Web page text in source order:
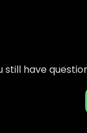
still have